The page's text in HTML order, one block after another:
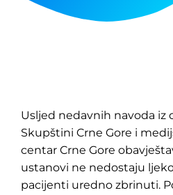
Usljed nedavnih navoda iz
Skupštini Crne Gore i
centar Crne Gore
ustanovi ne nedostaju
pacijenti uredno zbrinuti.